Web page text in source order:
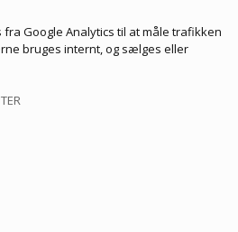
Google Analytics til at måle trafikken
bruges internt, og sælges eller